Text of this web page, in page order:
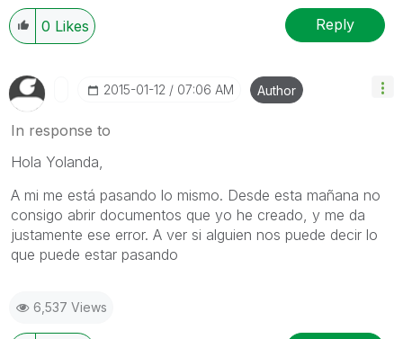
0 Likes Reply
‎2015-01-12 07:06 AM Author
In response to
Hola Yolanda,
A mi me está pasando lo mismo. Desde esta mañana no
consigo abrir documentos que yo he creado, y me da
justamente ese error. A ver si alguien nos puede decir lo
que puede estar pasando
6,537 Views